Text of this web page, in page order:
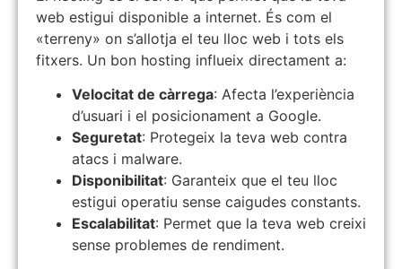
web estigui disponible a internet. És com el
«terreny» on s’allotja el teu lloc web i tots els
fitxers. Un bon hosting influeix directament a:
Velocitat de càrrega: Afecta l’experiència
d’usuari i el posicionament a Google.
Seguretat: Protegeix la teva web contra
atacs i malware.
Disponibilitat: Garanteix que el teu lloc
estigui operatiu sense caigudes constants.
Escalabilitat: Permet que la teva web creixi
sense problemes de rendiment.